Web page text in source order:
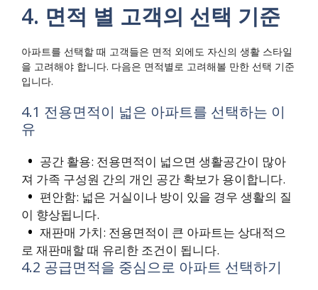
4. 면적 별 고객의 선택 기준
아파트를 선택할 때 고객들은 면적 외에도 자신의 생활 스타일
을 고려해야 합니다. 다음은 면적별로 고려해볼 만한 선택 기준
입니다.
4.1 전용면적이 넓은 아파트를 선택하는 이
유
공간 활용: 전용면적이 넓으면 생활공간이 많아
져 가족 구성원 간의 개인 공간 확보가 용이합니다.
편안함: 넓은 거실이나 방이 있을 경우 생활의 질
이 향상됩니다.
재판매 가치: 전용면적이 큰 아파트는 상대적으
로 재판매할 때 유리한 조건이 됩니다.
4.2 공급면적을 중심으로 아파트 선택하기